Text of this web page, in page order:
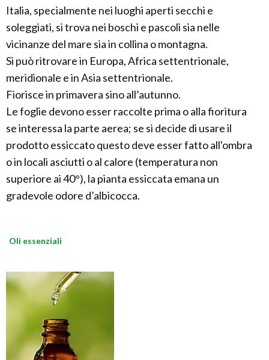
Italia, specialmente nei luoghi aperti secchi e
soleggiati, si trova nei boschi e pascoli sia nelle
vicinanze del mare sia in collina o montagna.
Si può ritrovare in Europa, Africa settentrionale,
meridionale e in Asia settentrionale.
Fiorisce in primavera sino all’autunno.
Le foglie devono esser raccolte prima o alla fioritura
se interessa la parte aerea; se si decide di usare il
prodotto essiccato questo deve esser fatto all'ombra
o in locali asciutti o al calore (temperatura non
superiore ai 40°), la pianta essiccata emana un
gradevole odore d’albicocca.
Oli essenziali